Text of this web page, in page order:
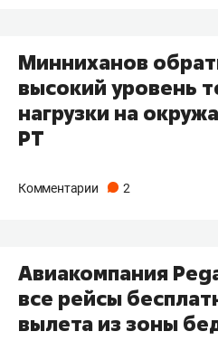
Минниханов
высокий уровень
нагрузки на
РТ
Комментарии 2
Авиакомпания
все рейсы
вылета из зоны